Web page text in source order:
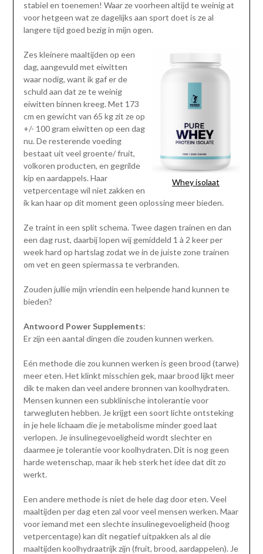
stabiel en toenemen! Waar ze voorheen altijd te weinig at
voor hetgeen wat ze dagelijks aan sport doet is ze al
langere tijd goed bezig in mijn ogen.
Whey isolaat
Zes kleinere maaltijden op een
dag, aangevuld met eiwitten
waar nodig, want ik gaf er de
schuld aan dat ze te weinig
eiwitten binnen kreeg. Met 173
cm en gewicht van 65 kg zit ze op
+/- 100 gram eiwitten op een dag
nu. De resterende voeding
bestaat uit veel groente/ fruit,
volkoren producten, en gegrilde
kip en aardappels. Haar
vetpercentage wil niet zakken en
ik kan haar op dit moment geen oplossing meer bieden.
Ze traint in een split schema. Twee dagen trainen en dan
een dag rust, daarbij lopen wij gemiddeld 1 à 2 keer per
week hard op hartslag zodat we in de juiste zone trainen
om vet en geen spiermassa te verbranden.
Zouden jullie mijn vriendin een helpende hand kunnen te
bieden?
Antwoord Power Supplements:
Er zijn een aantal dingen die zouden kunnen werken.
Eén methode die zou kunnen werken is geen brood (tarwe)
meer eten. Het klinkt misschien gek, maar brood lijkt meer
dik te maken dan veel andere bronnen van koolhydraten.
Mensen kunnen een subklinische intolerantie voor
tarwegluten hebben. Je krijgt een soort lichte ontsteking
in je hele lichaam die je metabolisme minder goed laat
verlopen. Je insulinegevoeligheid wordt slechter en
daarmee je tolerantie voor koolhydraten. Dit is nog geen
harde wetenschap, maar ik heb sterk het idee dat dit zo
werkt.
Een andere methode is niet de hele dag door eten. Veel
maaltijden per dag eten zal voor veel mensen werken. Maar
voor iemand met een slechte insulinegevoeligheid (hoog
vetpercentage) kan dit negatief uitpakken als al die
maaltijden koolhydraatrijk zijn (fruit, brood, aardappelen). Je